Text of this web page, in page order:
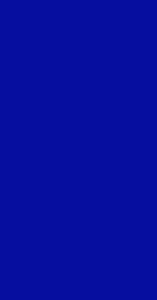
calefacción
y accesorios para radiador
/ Grupos de Bombeo
ACS
Gasóleo